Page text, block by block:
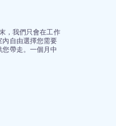
，我們只會在工作
內自由選擇您需要
帶走。一個月中